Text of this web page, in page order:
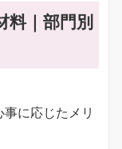
料｜部門別
に応じたメリ